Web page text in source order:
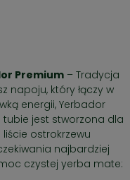
Mikołaja i jego elfów-
i gotowy, by
Premium – Tradycja
napoju, który łączy w
energii, Yerbador
tubie jest stworzona dla
ostrokrzewu
najbardziej
czystej yerba mate: